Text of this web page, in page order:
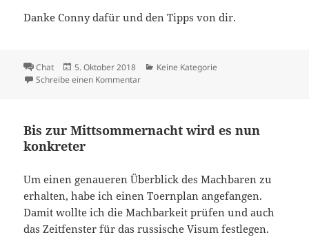
Danke Conny dafür und den Tipps von dir.
Format
Chat
Veröffentlicht
am
5. Oktober 2018 Kategorien
Keine Kategorie
Schreibe einen Kommentarzu Und wie steht es mit der Navigation?
Bis zur Mittsommernacht wird es nun
konkreter
Um einen genaueren Überblick des Machbaren zu
erhalten, habe ich einen Toernplan angefangen.
Damit wollte ich die Machbarkeit prüfen und auch
das Zeitfenster für das russische Visum festlegen.